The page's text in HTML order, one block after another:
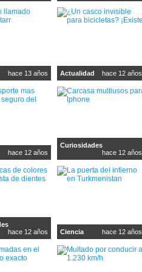
hace 13 años Actualidad hace 12 años
hace 12 años
Curiosidades
hace 12 años
hace 12 años
Ciencia hace 12 años